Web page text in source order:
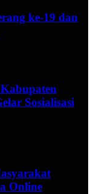
ke-19 dan
Sosialisasi
Online